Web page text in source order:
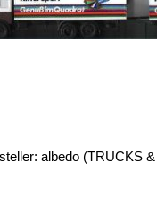
albedo (TRUCKS